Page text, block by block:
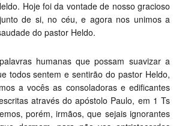
Hoje foi da vontade de nosso gracioso
de si, no céu, e agora nos unimos a
do pastor Heldo.
humanas que possam suavizar a
todos sentem e sentirão do pastor Heldo,
a vocês as consoladoras e edificantes
através do apóstolo Paulo, em 1 Ts
porém, irmãos, que sejais ignorantes